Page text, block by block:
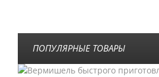
ПОПУЛЯРНЫЕ ТОВАРЫ